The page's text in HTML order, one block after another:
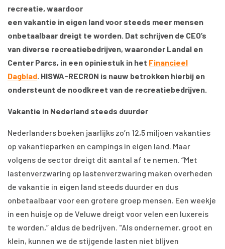
recreatie, waardoor
een vakantie in eigen land voor steeds meer mensen
onbetaalbaar dreigt te worden. Dat schrijven de CEO’s
van diverse recreatiebedrijven, waaronder Landal en
Center Parcs, in een opiniestuk in het Financieel
Dagblad. HISWA-RECRON is nauw betrokken hierbij en
ondersteunt de noodkreet van de recreatiebedrijven.
Vakantie in Nederland steeds duurder
Nederlanders boeken jaarlijks zo’n 12,5 miljoen vakanties
op vakantieparken en campings in eigen land. Maar
volgens de sector dreigt dit aantal af te nemen. “Met
lastenverzwaring op lastenverzwaring maken overheden
de vakantie in eigen land steeds duurder en dus
onbetaalbaar voor een grotere groep mensen. Een weekje
in een huisje op de Veluwe dreigt voor velen een luxereis
te worden,” aldus de bedrijven. "Als ondernemer, groot en
klein, kunnen we de stijgende lasten niet blijven